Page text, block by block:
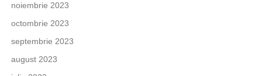
noiembrie 2023
octombrie 2023
septembrie 2023
august 2023